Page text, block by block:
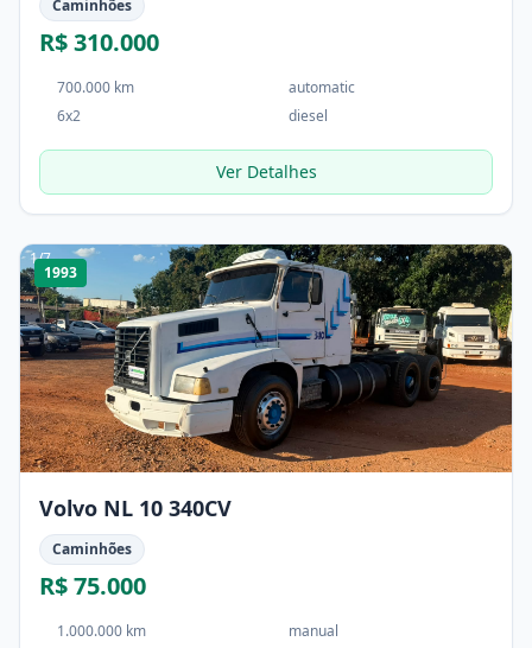
Caminhões
R$ 310.000
700.000 km
automatic
6x2
diesel
Ver Detalhes
1/7
1993
Volvo NL 10 340CV
Caminhões
R$ 75.000
1.000.000 km
manual